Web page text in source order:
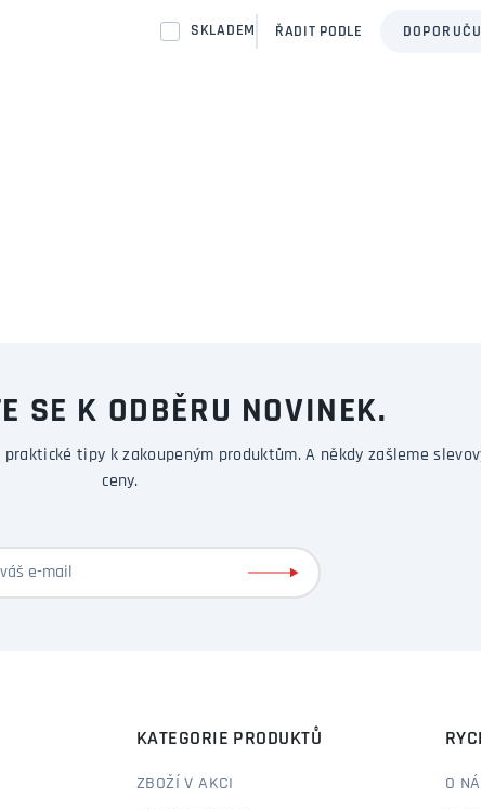
SKLADEM ŘADIT PODLE
SE K ODBĚRU NOVINEK.
tipy k zakoupeným produktům. A někdy zašleme
ceny.
KATEGORIE PRODUKTŮ
ZBOŽÍ V AKCI
O